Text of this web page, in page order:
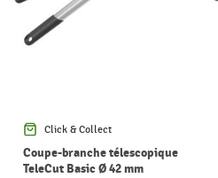
Click & Collect
Coupe-branche télescopique
TeleCut Basic Ø 42 mm